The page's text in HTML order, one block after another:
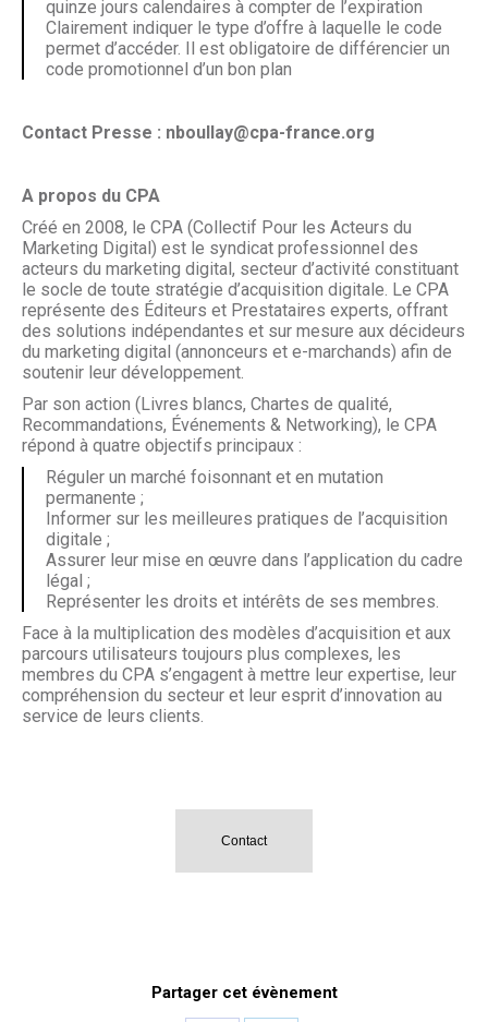
quinze jours calendaires à compter de l’expiration
Clairement indiquer le type d’offre à laquelle le code
permet d’accéder. Il est obligatoire de différencier un
code promotionnel d’un bon plan
Contact Presse : nboullay@cpa-france.org
A propos du CPA
Créé en 2008, le CPA (Collectif Pour les Acteurs du
Marketing Digital) est le syndicat professionnel des
acteurs du marketing digital, secteur d’activité constituant
le socle de toute stratégie d’acquisition digitale. Le CPA
représente des Éditeurs et Prestataires experts, offrant
des solutions indépendantes et sur mesure aux décideurs
du marketing digital (annonceurs et e-marchands) afin de
soutenir leur développement.
Par son action (Livres blancs, Chartes de qualité,
Recommandations, Événements & Networking), le CPA
répond à quatre objectifs principaux :
Réguler un marché foisonnant et en mutation
permanente ;
Informer sur les meilleures pratiques de l’acquisition
digitale ;
Assurer leur mise en œuvre dans l’application du cadre
légal ;
Représenter les droits et intérêts de ses membres.
Face à la multiplication des modèles d’acquisition et aux
parcours utilisateurs toujours plus complexes, les
membres du CPA s’engagent à mettre leur expertise, leur
compréhension du secteur et leur esprit d’innovation au
service de leurs clients.
Contact
Partager cet évènement